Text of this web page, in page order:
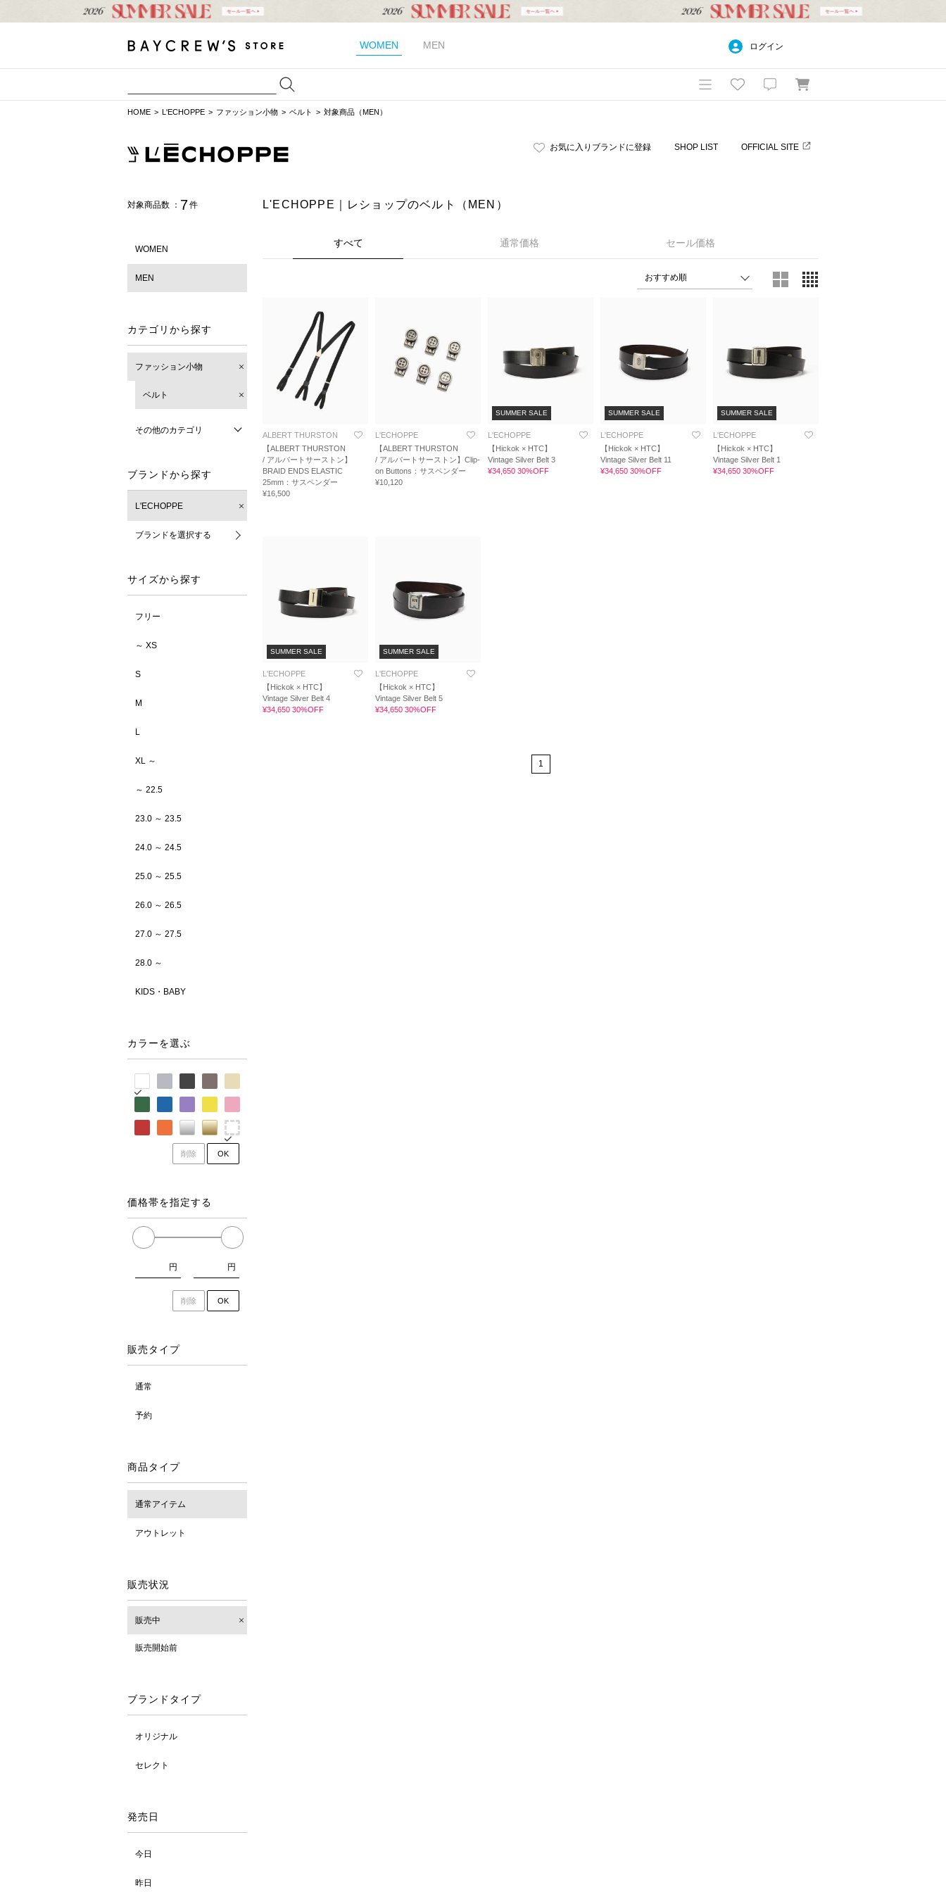
WOMEN MEN ログイン
HOME L'ECHOPPE ファッション小物 ベルト 対象商品（MEN）
お気に入りブランドに登録 SHOP LIST OFFICIAL SITE
対象商品数 ： 7件
WOMEN
MEN
カテゴリから探す
ファッション小物
ベルト
その他のカテゴリ
ブランドから探す
L'ECHOPPE
ブランドを選択する
サイズから探す
フリー
～ XS
S
M
L
XL ～
～ 22.5
23.0 ～ 23.5
24.0 ～ 24.5
25.0 ～ 25.5
26.0 ～ 26.5
27.0 ～ 27.5
28.0 ～
KIDS・BABY
カラーを選ぶ
削除 OK
価格帯を指定する
円 円
削除 OK
販売タイプ
通常
予約
商品タイプ
通常アイテム
アウトレット
販売状況
販売中
販売開始前
ブランドタイプ
オリジナル
セレクト
発売日
今日
昨日
L'ECHOPPE｜レショップのベルト（MEN）
すべて 通常価格 セール価格
ALBERT THURSTON
【ALBERT THURSTON
/ アルバートサーストン】
BRAID ENDS ELASTIC
25mm：サスペンダー
¥16,500
L'ECHOPPE
【ALBERT THURSTON
/ アルバートサーストン】Clip-
on Buttons：サスペンダー
¥10,120
SUMMER SALE
L'ECHOPPE
【Hickok × HTC】
Vintage Silver Belt 3
¥34,650 30%OFF
SUMMER SALE
L'ECHOPPE
【Hickok × HTC】
Vintage Silver Belt 11
¥34,650 30%OFF
SUMMER SALE
L'ECHOPPE
【Hickok × HTC】
Vintage Silver Belt 1
¥34,650 30%OFF
SUMMER SALE
L'ECHOPPE
【Hickok × HTC】
Vintage Silver Belt 4
¥34,650 30%OFF
SUMMER SALE
L'ECHOPPE
【Hickok × HTC】
Vintage Silver Belt 5
¥34,650 30%OFF
1